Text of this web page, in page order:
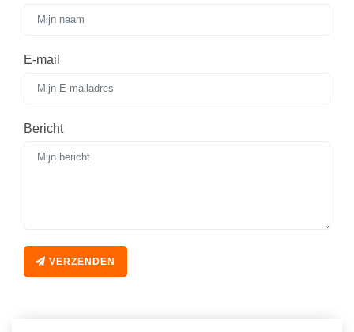
E-mail
Bericht
VERZENDEN